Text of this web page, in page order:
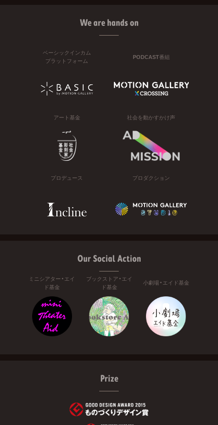
We are hands on
ベーシックインカム
プラットフォーム
PODCAST番組
アート基金 社会を動かすかけ声
プロデュース プロダクション
Our Social Action
ミニシアター・エイ
ド基金
ブックストア・エイ
ド基金
小劇場・エイド基金
Prize